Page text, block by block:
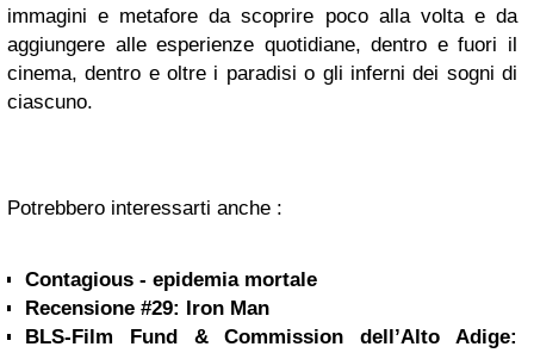
immagini e metafore da scoprire poco alla volta e da
aggiungere alle esperienze quotidiane, dentro e fuori il
cinema, dentro e oltre i paradisi o gli inferni dei sogni di
ciascuno.
Potrebbero interessarti anche :
Contagious - epidemia mortale
Recensione #29: Iron Man
BLS-Film Fund & Commission dell’Alto Adige: